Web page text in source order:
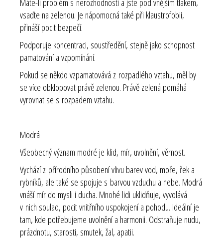
vsaďte na zelenou. Je nápomocná také při klaustrofobii,
přináší pocit bezpečí.
Podporuje koncentraci, soustředění, stejně jako schopnost
pamatování a vzpomínání.
Pokud se někdo vzpamatovává z rozpadlého vztahu, měl by
se více obklopovat právě zelenou. Právě zelená pomáhá
vyrovnat se s rozpadem vztahu.
Modrá
Všeobecný význam modré je klid, mír, uvolnění, věrnost.
Vychází z přírodního působení vlivu barev vod, moře, řek a
rybníků, ale také se spojuje s barvou vzduchu a nebe. Modrá
vnáší mír do mysli i ducha. Mnohé lidi uklidňuje, vyvolává
v nich soulad, pocit vnitřního uspokojení a pohodu. Ideální je
tam, kde potřebujeme uvolnění a harmonii. Odstraňuje nudu,
prázdnotu, starosti, smutek, žal, apatii.